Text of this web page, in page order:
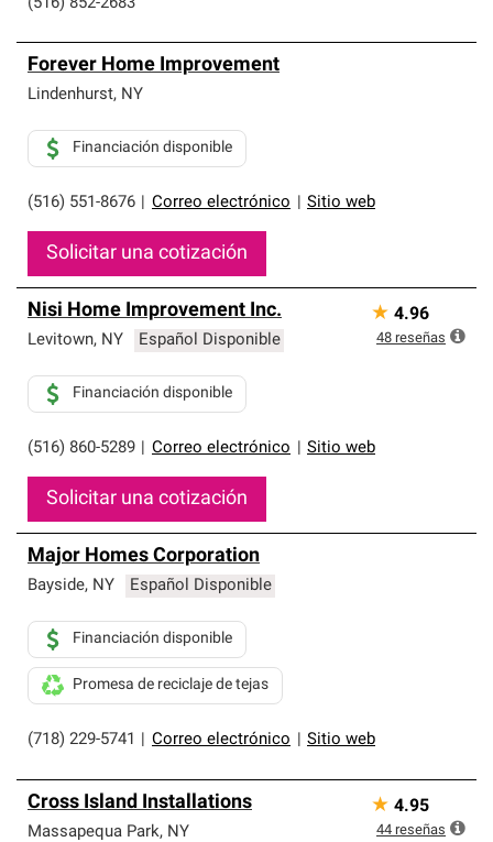
(516) 852-2683
Forever Home Improvement
Lindenhurst, NY
(516) 551-8676 Correo electrónico Sitio web
Financiación disponible
Solicitar una cotización
Nisi Home Improvement Inc.
Levitown, NY Español Disponible
(516) 860-5289 Correo electrónico Sitio web
Financiación disponible
Solicitar una cotización
★ 4.96
48 reseñas
Major Homes Corporation
Bayside, NY Español Disponible
(718) 229-5741 Correo electrónico Sitio web
Financiación disponible
Promesa de reciclaje de tejas
Cross Island Installations
Massapequa Park, NY
★ 4.95
44 reseñas